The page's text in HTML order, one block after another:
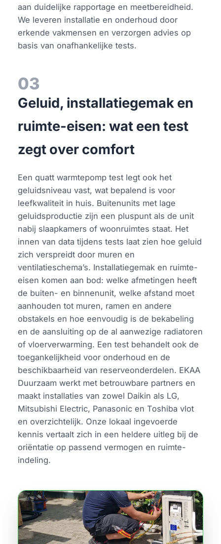
aan duidelijke rapportage en meetbereidheid.
We leveren installatie en onderhoud door
erkende vakmensen en verzorgen advies op
basis van onafhankelijke tests.
03
Geluid, installatiegemak en
ruimte-eisen: wat een test
zegt over comfort
Een quatt warmtepomp test legt ook het
geluidsniveau vast, wat bepalend is voor
leefkwaliteit in huis. Buitenunits met lage
geluidsproductie zijn een pluspunt als de unit
nabij slaapkamers of woonruimtes staat. Het
innen van data tijdens tests laat zien hoe geluid
zich verspreidt door muren en
ventilatieschema’s. Installatiegemak en ruimte-
eisen komen aan bod: welke afmetingen heeft
de buiten- en binnenunit, welke afstand moet
aanhouden tot muren, ramen en andere
obstakels en hoe eenvoudig is de bekabeling
en de aansluiting op de al aanwezige radiatoren
of vloerverwarming. Een test behandelt ook de
toegankelijkheid voor onderhoud en de
beschikbaarheid van reserveonderdelen. EKAA
Duurzaam werkt met betrouwbare partners en
maakt installaties van zowel Daikin als LG,
Mitsubishi Electric, Panasonic en Toshiba vlot
en overzichtelijk. Onze lokaal ingevoerde
kennis vertaalt zich in een heldere uitleg bij de
oriëntatie op passend vermogen en ruimte-
indeling.